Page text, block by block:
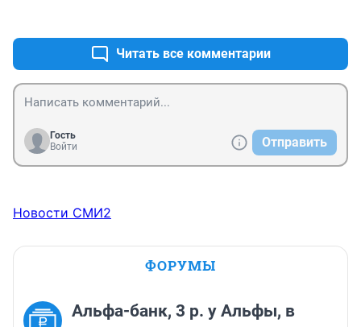
Читать все комментарии
Гость
Войти
Отправить
Новости СМИ2
ФОРУМЫ
Альфа-банк, 3 р. у Альфы, в